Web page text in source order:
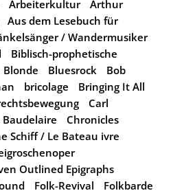
Arbeiterkultur
Arthur
Aus dem Lesebuch für
/ Wandermusiker
Biblisch-prophetische
Blonde Bluesrock
Bob
bricolage
Bringing It All
Carl
Baudelaire
Chronicles
Schiff / Le Bateau ivre
Outlined Epigraphs
Folk-Revival
Folkbarde